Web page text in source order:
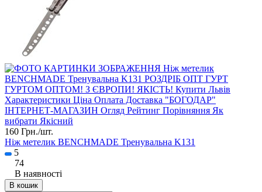
160 Грн./шт.
Ніж метелик BENCHMADE Тренувальна K131
5
74
В наявності
В кошик